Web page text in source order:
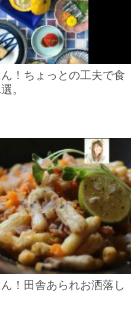
！ちょっとの工夫で食
。
！田舎あられお洒落し